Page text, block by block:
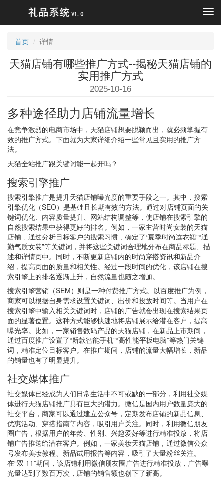
首页
详情
天猫店铺有哪些推广方式--揭秘天猫店铺的
实用推广方式
2025-10-16
多种途径助力店铺流量增长
在竞争激烈的电商市场中，天猫店铺想要脱颖而出，就必须掌握有
效的推广方式。下面就为大家详细介绍一些常见且实用的推广方
法。
天猫全站推广跟关键词能一起开吗？
搜索引擎推广
搜索引擎推广是提升天猫店铺曝光度的重要手段之一。其中，搜索
引擎优化（SEO）是基础且长期有效的方法。通过对店铺页面的关
键词优化、内容质量提升、网站结构调整等，使店铺在搜索引擎的
自然搜索结果中获得更好的排名。例如，一家主营时尚女装的天猫
店铺，通过分析目标客户的搜索习惯，确定了“夏季时尚连衣裙”“通
勤气质女装”等关键词，并将这些关键词合理地分布在商品标题、描
述和详情页中。同时，不断更新店铺内的时尚穿搭资讯和新品介
绍，提高页面的质量和相关性。经过一段时间的优化，该店铺在搜
索引擎上的排名逐渐上升，自然流量也随之增加。
搜索引擎营销（SEM）则是一种付费推广方式。以百度推广为例，
商家可以根据自身需求设置关键词、出价和投放时间等。当用户在
搜索引擎中输入相关关键词时，店铺的广告就会出现在搜索结果页
面的显著位置。这种方式能够快速地将店铺展示给潜在客户，提高
曝光率。比如，一家销售数码产品的天猫店铺，在新品上市期间，
通过百度推广设置了“新款智能手机”“高性能平板电脑”等热门关键
词，精准定位目标客户。在推广期间，店铺的流量大幅增长，新品
的销量也有了明显提升。
社交媒体推广
社交媒体已经成为人们日常生活中不可或缺的一部分，利用社交媒
体进行天猫店铺推广具有巨大的潜力。微信是国内用户数量庞大的
社交平台，商家可以通过建立公众号，定期发布店铺的新品信息、
优惠活动、穿搭指南等内容，吸引用户关注。同时，利用微信朋友
圈广告，根据用户的年龄、性别、兴趣爱好等进行精准投放，将店
铺广告推送给潜在客户。例如，一家美妆天猫店铺，通过微信公众
号发布美妆教程、新品试用报告等内容，吸引了大量粉丝关注。
在“双 11”期间，该店铺利用微信朋友圈广告进行精准投放，广告曝
光量达到了数百万次，店铺的销售额也创下了新高。